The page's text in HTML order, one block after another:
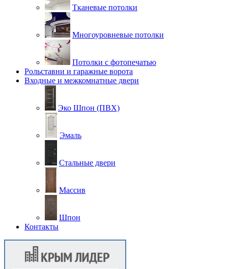
Тканевые потолки
Многоуровневые потолки
Потолки с фотопечатью
Рольставни и гаражные ворота
Входные и межкомнатные двери
Эко Шпон (ПВХ)
Эмаль
Стальные двери
Массив
Шпон
Контакты